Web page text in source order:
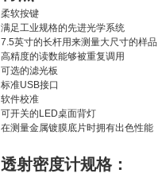
柔软按键
满足工业规格的先进光学系统
7.5英寸的长杆用来测量大尺寸的样品
高精度的读数能够被重复调用
可选的滤光板
标准USB接口
软件校准
可开关的LED桌面背灯
在测量金属镀膜底片时拥有出色性能
透射密度计规格：